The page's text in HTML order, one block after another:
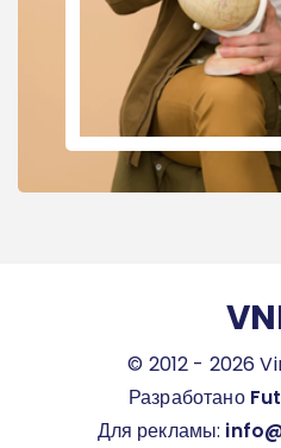
© 2012 - 2026
Разработано
Для рекламы: